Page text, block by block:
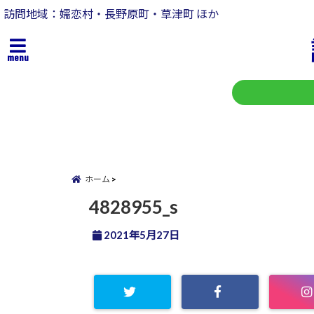
訪問地域：嬬恋村・長野原町・草津町 ほか
menu
ホーム
4828955_s
2021年5月27日